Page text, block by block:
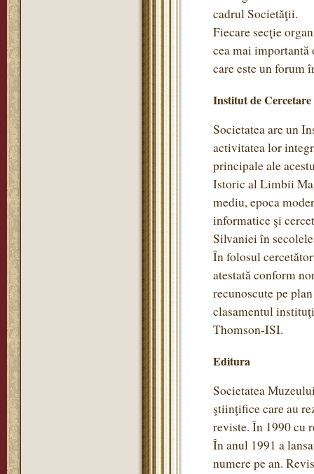
cadrul Societăţii.
Fiecare secţie
cea mai
care este un
Institut de Cercetare
Societatea are un
activitatea lor
principale ale
Istoric al Limbii
mediu, epoca
informatice şi
Silvaniei în
În folosul
atestată conform
recunoscute pe
clasamentul
Thomson-ISI.
Editura
Societatea
ştiinţifice care au
reviste. În 1990 cu
În anul 1991 a
numere pe an.